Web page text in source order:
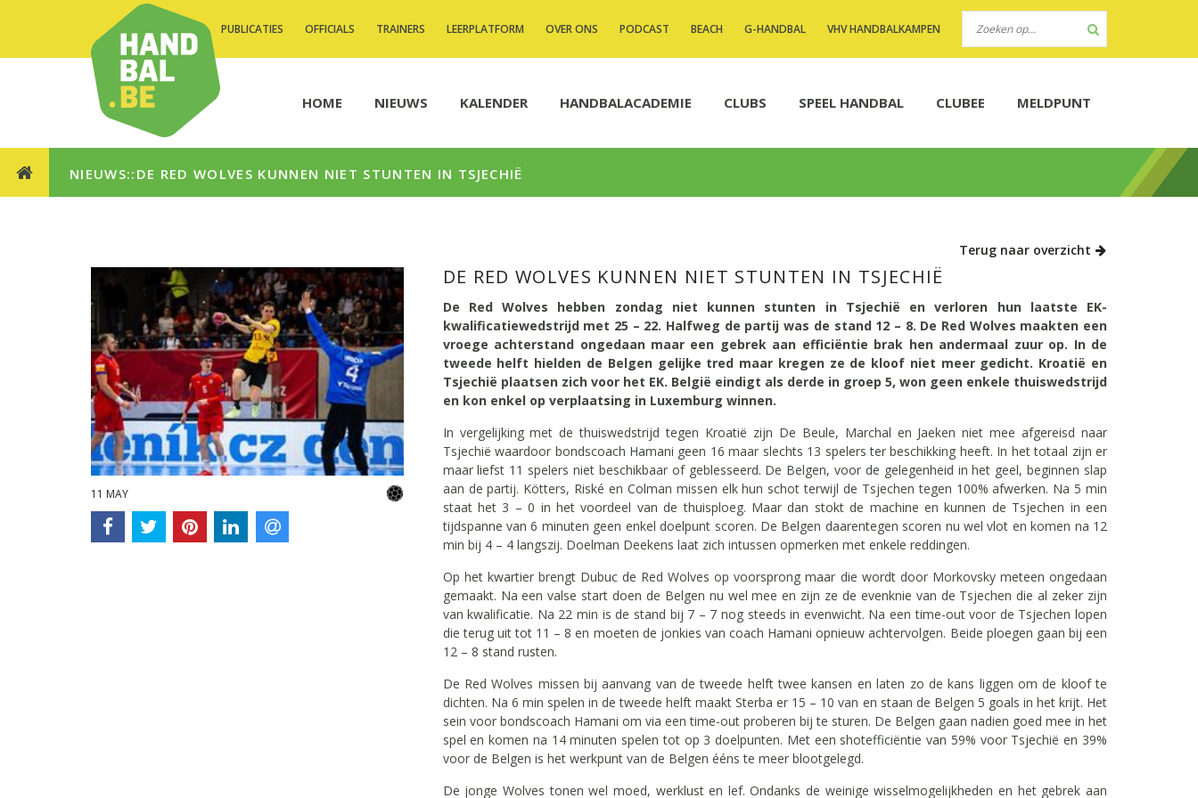
PUBLICATIES OFFICIALS TRAINERS LEERPLATFORM OVER ONS PODCAST BEACH G-HANDBAL VHV HANDBALKAMPEN
HOME NIEUWS KALENDER HANDBALACADEMIE CLUBS SPEEL HANDBAL CLUBEE MELDPUNT
NIEUWS::DE RED WOLVES KUNNEN NIET STUNTEN IN TSJECHIË
Terug naar overzicht
11 MAY
DE RED WOLVES KUNNEN NIET STUNTEN IN TSJECHIË
De Red Wolves hebben zondag niet kunnen stunten in Tsjechië en verloren hun laatste EK-
kwalificatiewedstrijd met 25 – 22. Halfweg de partij was de stand 12 – 8. De Red Wolves maakten een
vroege achterstand ongedaan maar een gebrek aan efficiëntie brak hen andermaal zuur op. In de
tweede helft hielden de Belgen gelijke tred maar kregen ze de kloof niet meer gedicht. Kroatië en
Tsjechië plaatsen zich voor het EK. België eindigt als derde in groep 5, won geen enkele thuiswedstrijd
en kon enkel op verplaatsing in Luxemburg winnen.
In vergelijking met de thuiswedstrijd tegen Kroatië zijn De Beule, Marchal en Jaeken niet mee afgereisd naar
Tsjechië waardoor bondscoach Hamani geen 16 maar slechts 13 spelers ter beschikking heeft. In het totaal zijn er
maar liefst 11 spelers niet beschikbaar of geblesseerd. De Belgen, voor de gelegenheid in het geel, beginnen slap
aan de partij. Kötters, Riské en Colman missen elk hun schot terwijl de Tsjechen tegen 100% afwerken. Na 5 min
staat het 3 – 0 in het voordeel van de thuisploeg. Maar dan stokt de machine en kunnen de Tsjechen in een
tijdspanne van 6 minuten geen enkel doelpunt scoren. De Belgen daarentegen scoren nu wel vlot en komen na 12
min bij 4 – 4 langszij. Doelman Deekens laat zich intussen opmerken met enkele reddingen.
Op het kwartier brengt Dubuc de Red Wolves op voorsprong maar die wordt door Morkovsky meteen ongedaan
gemaakt. Na een valse start doen de Belgen nu wel mee en zijn ze de evenknie van de Tsjechen die al zeker zijn
van kwalificatie. Na 22 min is de stand bij 7 – 7 nog steeds in evenwicht. Na een time-out voor de Tsjechen lopen
die terug uit tot 11 – 8 en moeten de jonkies van coach Hamani opnieuw achtervolgen. Beide ploegen gaan bij een
12 – 8 stand rusten.
De Red Wolves missen bij aanvang van de tweede helft twee kansen en laten zo de kans liggen om de kloof te
dichten. Na 6 min spelen in de tweede helft maakt Sterba er 15 – 10 van en staan de Belgen 5 goals in het krijt. Het
sein voor bondscoach Hamani om via een time-out proberen bij te sturen. De Belgen gaan nadien goed mee in het
spel en komen na 14 minuten spelen tot op 3 doelpunten. Met een shotefficiëntie van 59% voor Tsjechië en 39%
voor de Belgen is het werkpunt van de Belgen ééns te meer blootgelegd.
De jonge Wolves tonen wel moed, werklust en lef. Ondanks de weinige wisselmogelijkheden en het gebrek aan